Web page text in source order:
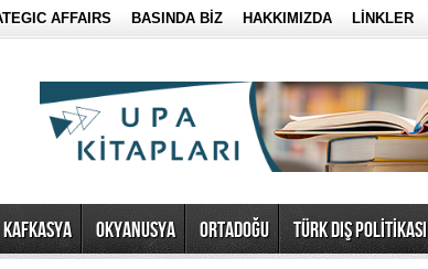
AFFAIRS BASINDA BİZ HAKKIMIZDA LİNKLER
KAFKASYA OKYANUSYA ORTADOĞU TÜRK DIŞ POLİTİKASI